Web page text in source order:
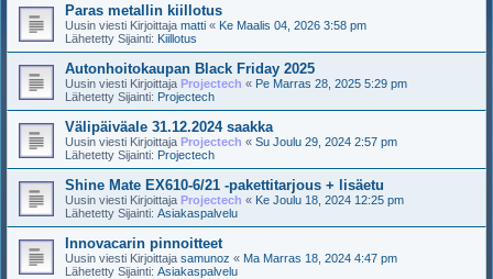
Paras metallin kiillotus
Uusin viesti Kirjoittaja matti « Ke Maalis 04, 2026 3:58 pm
Lähetetty Sijainti: Kiillotus
Autonhoitokaupan Black Friday 2025
Uusin viesti Kirjoittaja Projectech « Pe Marras 28, 2025 5:29 pm
Lähetetty Sijainti: Projectech
Välipäiväale 31.12.2024 saakka
Uusin viesti Kirjoittaja Projectech « Su Joulu 29, 2024 2:57 pm
Lähetetty Sijainti: Projectech
Shine Mate EX610-6/21 -pakettitarjous + lisäetu
Uusin viesti Kirjoittaja Projectech « Ke Joulu 18, 2024 12:25 pm
Lähetetty Sijainti: Asiakaspalvelu
Innovacarin pinnoitteet
Uusin viesti Kirjoittaja samunoz « Ma Marras 18, 2024 4:47 pm
Lähetetty Sijainti: Asiakaspalvelu